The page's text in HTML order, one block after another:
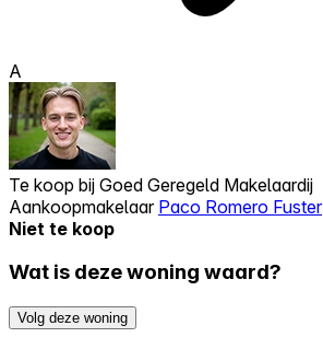
A
Te koop bij Goed Geregeld Makelaardij
Aankoopmakelaar Paco Romero Fuster
Niet te koop
Wat is deze woning waard?
Volg deze woning